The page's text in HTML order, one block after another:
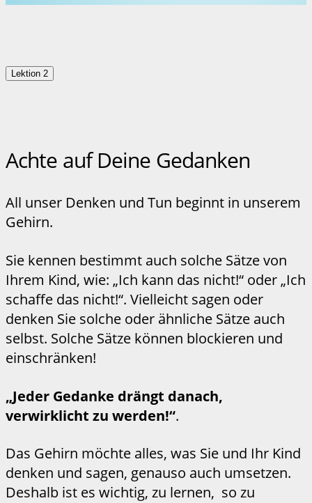
Lektion 2
Achte auf Deine Gedanken
All unser Denken und Tun beginnt in unserem
Gehirn.
Sie kennen bestimmt auch solche Sätze von
Ihrem Kind, wie: „Ich kann das nicht!“ oder „Ich
schaffe das nicht!“. Vielleicht sagen oder
denken Sie solche oder ähnliche Sätze auch
selbst. Solche Sätze können blockieren und
einschränken!
„Jeder Gedanke drängt danach,
verwirklicht zu werden!“.
Das Gehirn möchte alles, was Sie und Ihr Kind
denken und sagen, genauso auch umsetzen.
Deshalb ist es wichtig, zu lernen, so zu